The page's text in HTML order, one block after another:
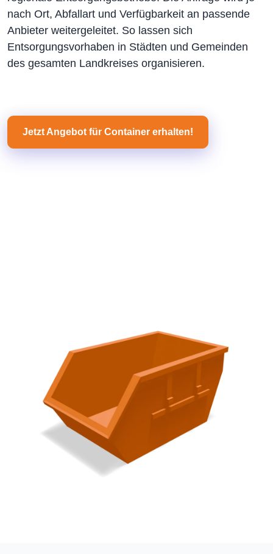
nach Ort, Abfallart und Verfügbarkeit an passende
Anbieter weitergeleitet. So lassen sich
Entsorgungsvorhaben in Städten und Gemeinden
des gesamten Landkreises organisieren.
Jetzt Angebot für Container erhalten!